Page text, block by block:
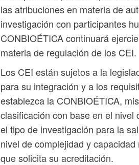
las atribuciones en materia de
investigación con participantes
CONBIOÉTICA continuará
materia de regulación de los CEI.
Los CEI están sujetos a la
para su integración y a los
establezca la CONBIOÉTICA,
clasificación con base en el nivel
el tipo de investigación para la
nivel de complejidad y
que solicita su acreditación.